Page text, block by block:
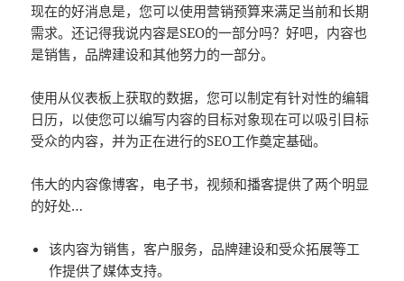
现在的好消息是，您可以使用营销预算来满足当前和长期
需求。还记得我说内容是SEO的一部分吗？好吧，内容也
是销售，品牌建设和其他努力的一部分。
使用从仪表板上获取的数据，您可以制定有针对性的编辑
日历，以使您可以编写内容的目标对象现在可以吸引目标
受众的内容，并为正在进行的SEO工作奠定基础。
伟大的内容像博客，电子书，视频和播客提供了两个明显
的好处…
该内容为销售，客户服务，品牌建设和受众拓展等工
作提供了媒体支持。